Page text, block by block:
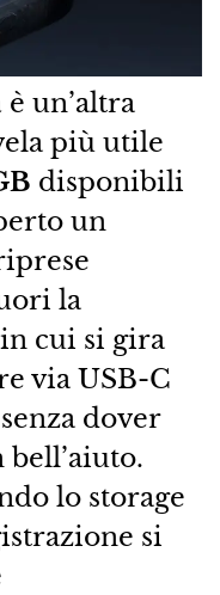
è un’altra
più utile
disponibili
un
la
cui si gira
via USB-C
dover
lo storage
si